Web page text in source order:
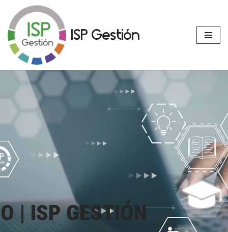
Avançar
para
o
conteúdo
ISP Gestión
| ISP GESTIÓN